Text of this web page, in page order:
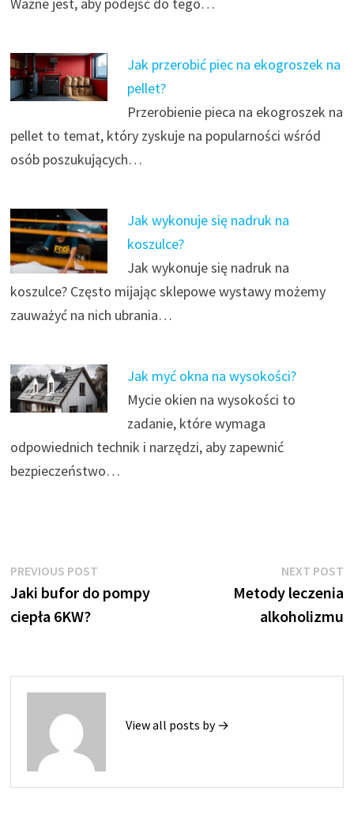
Jak przerobić piec na ekogroszek na
pellet?
Przerobienie pieca na ekogroszek na
pellet to temat, który zyskuje na popularności wśród
osób poszukujących…
Jak wykonuje się nadruk na
koszulce?
Jak wykonuje się nadruk na
koszulce? Często mijając sklepowe wystawy możemy
zauważyć na nich ubrania…
Jak myć okna na wysokości?
Mycie okien na wysokości to
zadanie, które wymaga
odpowiednich technik i narzędzi, aby zapewnić
bezpieczeństwo…
Nawigacja
wpisu
PREVIOUS POSTPrevious
post:
Jaki bufor do pompy
ciepła 6KW?
NEXT POST
Metody leczenia
alkoholizmu
View all posts by →